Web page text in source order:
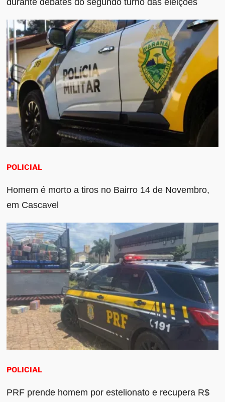
durante debates do segundo turno das eleições
POLICIAL
Homem é morto a tiros no Bairro 14 de Novembro,
em Cascavel
POLICIAL
PRF prende homem por estelionato e recupera R$